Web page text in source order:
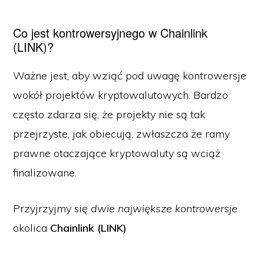
Co jest kontrowersyjnego w Chainlink
(LINK)?
Ważne jest, aby wziąć pod uwagę kontrowersje
wokół projektów kryptowalutowych. Bardzo
często zdarza się, że projekty nie są tak
przejrzyste, jak obiecują, zwłaszcza że ramy
prawne otaczające kryptowaluty są wciąż
finalizowane.
Przyjrzyjmy się dwie największe kontrowersje
okolica Chainlink (LINK)